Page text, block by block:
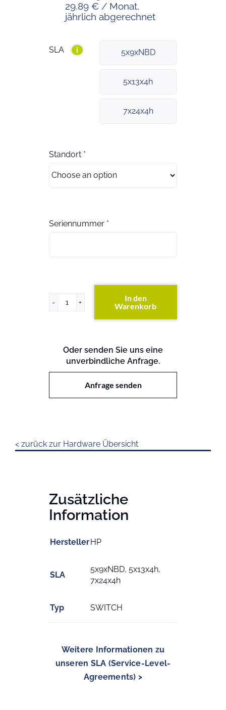
29.89 € / Monat,
jährlich abgerechnet
SLA i 5x9xNBD
5x13x4h
7x24x4h
Standort *
Seriennummer *
HP
Switch
Menge
In den
Warenkorb
Oder senden Sie uns eine
unverbindliche Anfrage.
Anfrage senden
< zurück zur Hardware Übersicht
Zusätzliche
Information
HerstellerHP
SLA
5x9xNBD, 5x13x4h,
7x24x4h
Typ SWITCH
Weitere Informationen zu
unseren SLA (Service-Level-
Agreements) >